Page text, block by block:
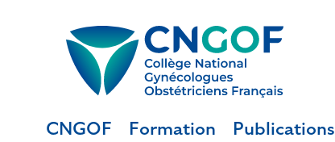
CNGOF Formation Publications